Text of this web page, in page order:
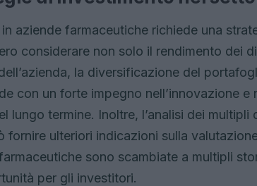
in aziende farmaceutiche richiede una
considerare non solo il rendimento dei
la diversificazione del
con un forte impegno nell’innovazione
lungo termine. Inoltre, l’analisi dei
fornire ulteriori indicazioni sulla
sono scambiate a multipli
per gli investitori.